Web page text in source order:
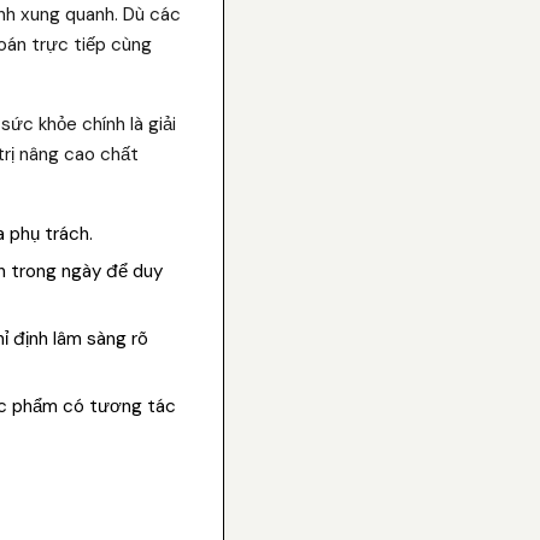
xung quanh. Dù các
trực tiếp cùng
khỏe chính là giải
nâng cao chất
phụ trách.
trong ngày để duy
định lâm sàng rõ
phẩm có tương tác